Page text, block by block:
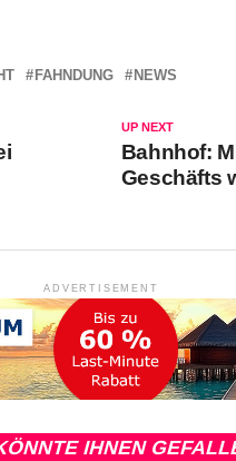
FAHNDUNG NEWS
UP NEXT
Bahnhof:
Geschäfts
ADVERTISEMENT
IHNEN